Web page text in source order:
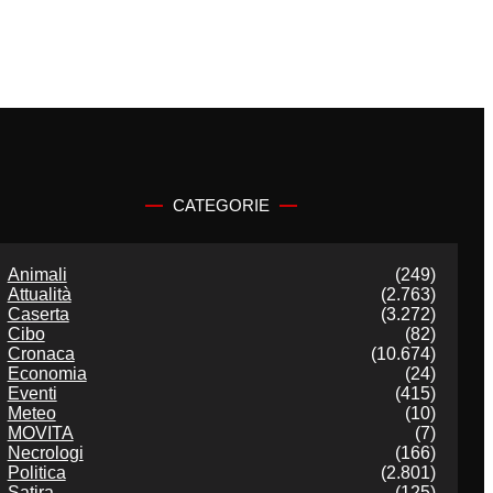
CATEGORIE
Animali
(249)
Attualità
(2.763)
Caserta
(3.272)
Cibo
(82)
Cronaca
(10.674)
Economia
(24)
Eventi
(415)
Meteo
(10)
MOVITA
(7)
Necrologi
(166)
Politica
(2.801)